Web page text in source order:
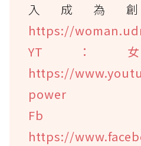
入成為
https://
YT：
https://
power
https://